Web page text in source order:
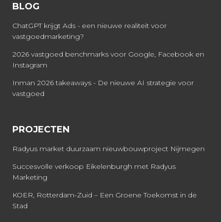
BLOG
ChatGPT krijgt Ads - een nieuwe realiteit voor
vastgoedmarketing?
2026 vastgoed benchmarks voor Google, Facebook en
Instagram
Inman 2026 takeaways - De nieuwe AI strategie voor
vastgoed
PROJECTEN
Radyus market duurzaam nieuwbouwproject Nijmegen
Succesvolle verkoop Eikelenburgh met Radyus
Marketing
KOER, Rotterdam-Zuid – Een Groene Toekomst in de
Stad